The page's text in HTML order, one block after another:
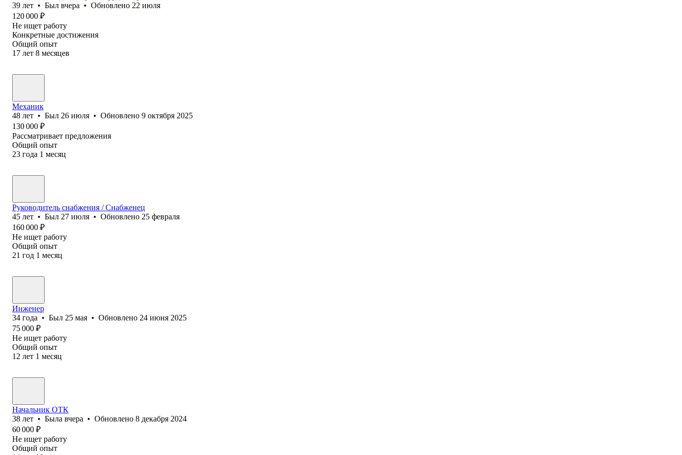
39 лет • Был вчера • Обновлено 22 июля
120 000 ₽
Не ищет работу
Конкретные достижения
Общий опыт
17 лет 8 месяцев
Механик
48 лет • Был 26 июля • Обновлено 9 октября 2025
130 000 ₽
Рассматривает предложения
Общий опыт
23 года 1 месяц
Руководитель снабжения / Снабженец
45 лет • Был 27 июля • Обновлено 25 февраля
160 000 ₽
Не ищет работу
Общий опыт
21 год 1 месяц
Инженер
34 года • Был 25 мая • Обновлено 24 июня 2025
75 000 ₽
Не ищет работу
Общий опыт
12 лет 1 месяц
Начальник ОТК
38 лет • Была вчера • Обновлено 8 декабря 2024
60 000 ₽
Не ищет работу
Общий опыт